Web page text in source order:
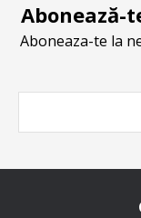
Abonează-
Aboneaza-te la